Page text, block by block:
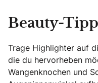
Beauty-
Trage Highlighter auf
die du hervorheben
Wangenknochen und